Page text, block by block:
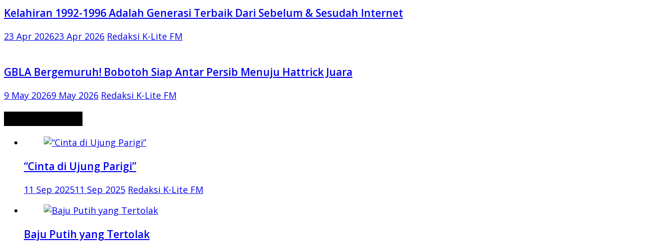
Kelahiran 1992-1996 Adalah Generasi Terbaik Dari Sebelum & Sesudah Internet
23 Apr 202623 Apr 2026 Redaksi K-Lite FM
GBLA Bergemuruh! Bobotoh Siap Antar Persib Menuju Hattrick Juara
9 May 20269 May 2026 Redaksi K-Lite FM
“Cinta di Ujung Parigi”
11 Sep 202511 Sep 2025 Redaksi K-Lite FM
Baju Putih yang Tertolak